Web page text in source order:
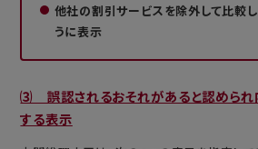
他社の割引サービスを除外して比較
うに表示
⑶ 誤認されるおそれがあると認められ
する表示